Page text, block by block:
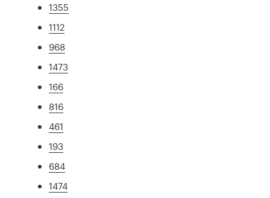
1355
1112
968
1473
166
816
461
193
684
1474